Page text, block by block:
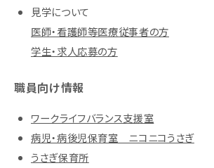
見学について
医師・看護師等医療従事者の方
学生・求人応募の方
職員向け情報
ワークライフバランス支援室
病児・病後児保育室 ニコニコうさぎ
うさぎ保育所